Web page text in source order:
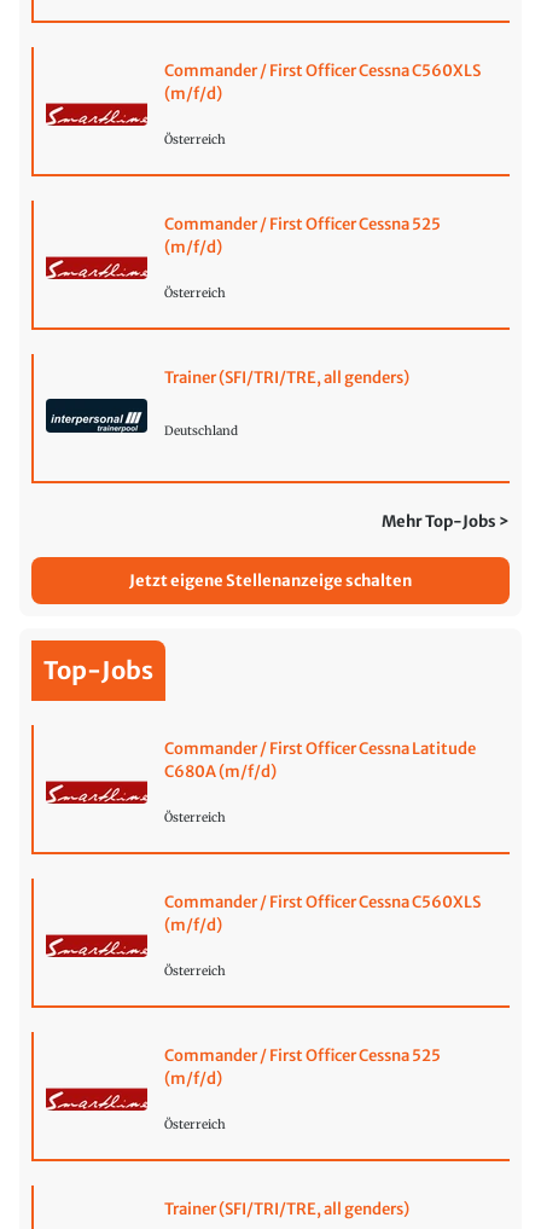
Commander / First Officer Cessna C560XLS
(m/f/d)
Österreich
Commander / First Officer Cessna 525
(m/f/d)
Österreich
Trainer (SFI/TRI/TRE, all genders)
Deutschland
Mehr Top-Jobs >
Jetzt eigene Stellenanzeige schalten
Top-Jobs
Commander / First Officer Cessna Latitude
C680A (m/f/d)
Österreich
Commander / First Officer Cessna C560XLS
(m/f/d)
Österreich
Commander / First Officer Cessna 525
(m/f/d)
Österreich
Trainer (SFI/TRI/TRE, all genders)